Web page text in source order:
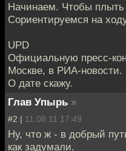
Начинаем. Чтобы
Сориентируемся на
UPD
Официальную пресс-
Москве, в РИА-новости.
О дате скажу.
Глав Упырь »
#2 | 11.08.11 17:49
Ну, что ж - в добрый
как задумали.